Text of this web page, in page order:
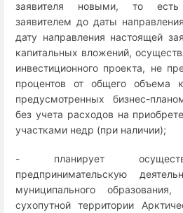
заявителя новыми, то есть
заявителем до даты
дату направления настоящей
капитальных вложений,
инвестиционного проекта, не
процентов от общего объема
предусмотренных бизнес-
без учета расходов на
участками недр (при наличии);
- планирует
предпринимательскую
муниципального
сухопутной территории